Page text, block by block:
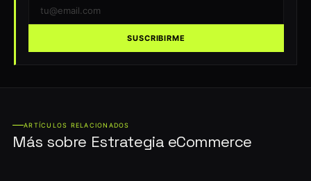
SUSCRIBIRME
ARTÍCULOS RELACIONADOS
Más sobre Estrategia eCommerce